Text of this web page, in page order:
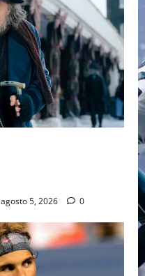
agosto 5, 2026 0